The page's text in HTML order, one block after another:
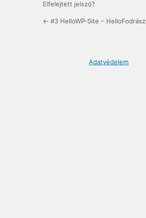
Elfelejtett jelszó?
← #3 HelloWP-Site – HelloFodrász
Adatvédelem